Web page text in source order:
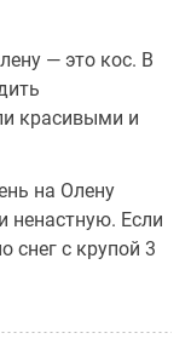
— это кос. В
красивыми и
на Олену
Если
снег с крупой 3